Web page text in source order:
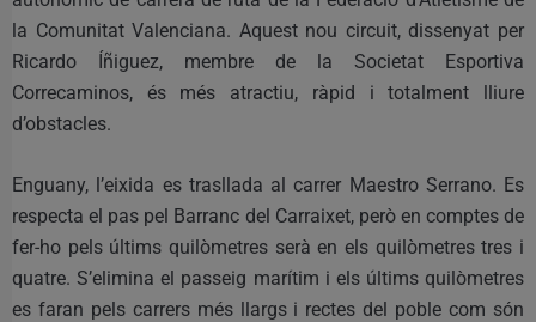
la Comunitat Valenciana. Aquest nou circuit, dissenyat per
Ricardo Íñiguez, membre de la Societat Esportiva
Correcaminos, és més atractiu, ràpid i totalment lliure
d’obstacles.
Enguany, l’eixida es trasllada al carrer Maestro Serrano. Es
respecta el pas pel Barranc del Carraixet, però en comptes de
fer-ho pels últims quilòmetres serà en els quilòmetres tres i
quatre. S’elimina el passeig marítim i els últims quilòmetres
es faran pels carrers més llargs i rectes del poble com són